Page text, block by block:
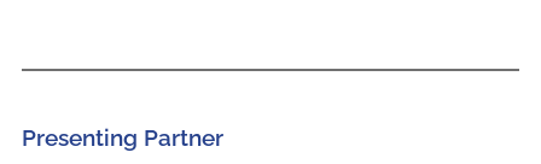
Presenting Partner